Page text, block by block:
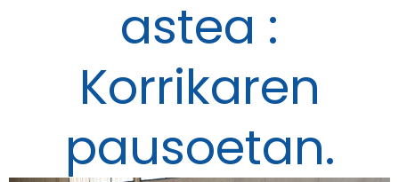
astea :
Korrikaren
pausoetan.